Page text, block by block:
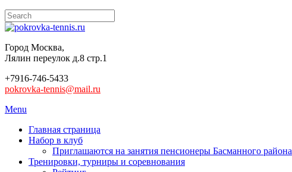
Город Москва,
Лялин переулок д.8 стр.1
+7916-746-5433
pokrovka-tennis@mail.ru
Menu
Главная страница
Набор в клуб
Приглашаются на занятия пенсионеры Басманного района
Тренировки, турниры и соревнования